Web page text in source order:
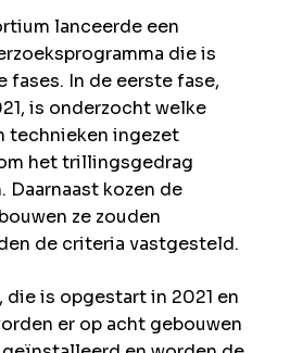
lanceerde een
die is
fases. In de eerste fase,
is onderzocht welke
technieken ingezet
het trillingsgedrag
Daarnaast kozen de
ze zouden
de criteria vastgesteld.
die is opgestart in 2021 en
er op acht gebouwen